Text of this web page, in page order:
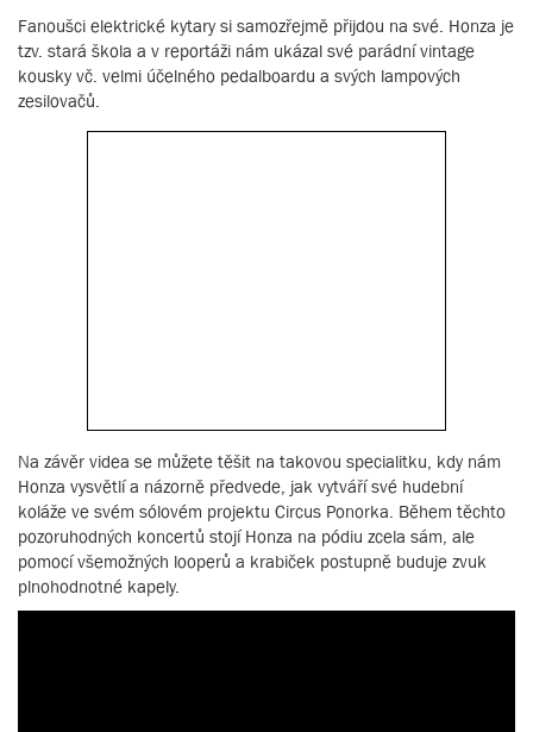
Fanoušci elektrické kytary si samozřejmě přijdou na své. Honza je
tzv. stará škola a v reportáži nám ukázal své parádní vintage
kousky vč. velmi účelného pedalboardu a svých lampových
zesilovačů.
Na závěr videa se můžete těšit na takovou specialitku, kdy nám
Honza vysvětlí a názorně předvede, jak vytváří své hudební
koláže ve svém sólovém projektu Circus Ponorka. Během těchto
pozoruhodných koncertů stojí Honza na pódiu zcela sám, ale
pomocí všemožných looperů a krabiček postupně buduje zvuk
plnohodnotné kapely.